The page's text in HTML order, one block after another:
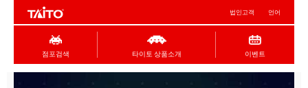
법인고객 언어
점포검색 타이토 상품소개 이벤트